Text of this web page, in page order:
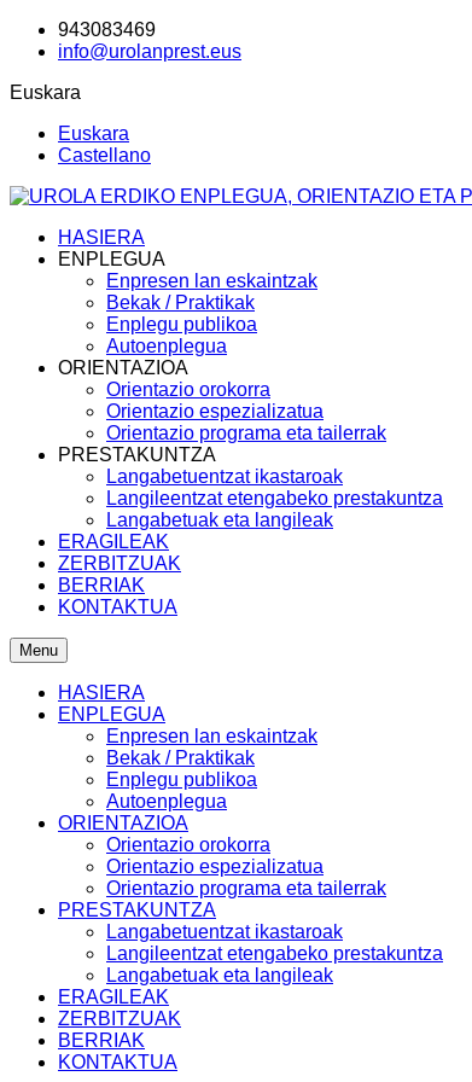
943083469
info@urolanprest.eus
Euskara
Euskara
Castellano
HASIERA
ENPLEGUA
Enpresen lan eskaintzak
Bekak / Praktikak
Enplegu publikoa
Autoenplegua
ORIENTAZIOA
Orientazio orokorra
Orientazio espezializatua
Orientazio programa eta tailerrak
PRESTAKUNTZA
Langabetuentzat ikastaroak
Langileentzat etengabeko prestakuntza
Langabetuak eta langileak
ERAGILEAK
ZERBITZUAK
BERRIAK
KONTAKTUA
Menu
HASIERA
ENPLEGUA
Enpresen lan eskaintzak
Bekak / Praktikak
Enplegu publikoa
Autoenplegua
ORIENTAZIOA
Orientazio orokorra
Orientazio espezializatua
Orientazio programa eta tailerrak
PRESTAKUNTZA
Langabetuentzat ikastaroak
Langileentzat etengabeko prestakuntza
Langabetuak eta langileak
ERAGILEAK
ZERBITZUAK
BERRIAK
KONTAKTUA